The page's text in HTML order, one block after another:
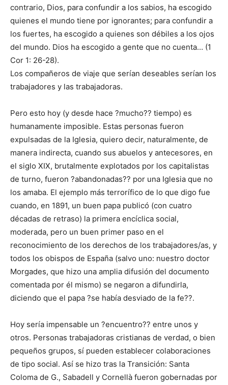
contrario, Dios, para confundir a los sabios, ha escogido
quienes el mundo tiene por ignorantes; para confundir a
los fuertes, ha escogido a quienes son débiles a los ojos
del mundo. Dios ha escogido a gente que no cuenta… (1
Cor 1: 26-28).
Los compañeros de viaje que serían deseables serían los
trabajadores y las trabajadoras.
Pero esto hoy (y desde hace ?mucho?? tiempo) es
humanamente imposible. Estas personas fueron
expulsadas de la Iglesia, quiero decir, naturalmente, de
manera indirecta, cuando sus abuelos y antecesores, en
el siglo XIX, brutalmente explotados por los capitalistas
de turno, fueron ?abandonadas?? por una Iglesia que no
los amaba. El ejemplo más terrorífico de lo que digo fue
cuando, en 1891, un buen papa publicó (con cuatro
décadas de retraso) la primera encíclica social,
moderada, pero un buen primer paso en el
reconocimiento de los derechos de los trabajadores/as, y
todos los obispos de España (salvo uno: nuestro doctor
Morgades, que hizo una amplia difusión del documento
comentada por él mismo) se negaron a difundirla,
diciendo que el papa ?se había desviado de la fe??.
Hoy sería impensable un ?encuentro?? entre unos y
otros. Personas trabajadoras cristianas de verdad, o bien
pequeños grupos, sí pueden establecer colaboraciones
de tipo social. Así se hizo tras la Transición: Santa
Coloma de G., Sabadell y Cornellà fueron gobernadas por